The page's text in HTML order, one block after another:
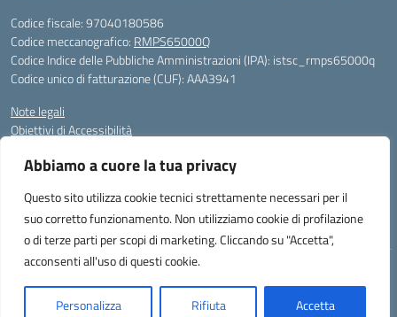
Abbiamo a cuore la tua privacy
Questo sito utilizza cookie tecnici strettamente necessari per il
suo corretto funzionamento. Non utilizziamo cookie di profilazione
o di terze parti per scopi di marketing. Cliccando su "Accetta",
acconsenti all'uso di questi cookie.
Personalizza Rifiuta Accetta
Codice fiscale: 97040180586
Codice meccanografico: RMPS65000Q
Codice Indice delle Pubbliche Amministrazioni (IPA): istsc_rmps65000q
Codice unico di fatturazione (CUF): AAA3941
Note legali
Obiettivi di Accessibilità
del sito web al responsabile dell’accessibilità (RTD), scrivendo al
Sito realizzato da Avaservice